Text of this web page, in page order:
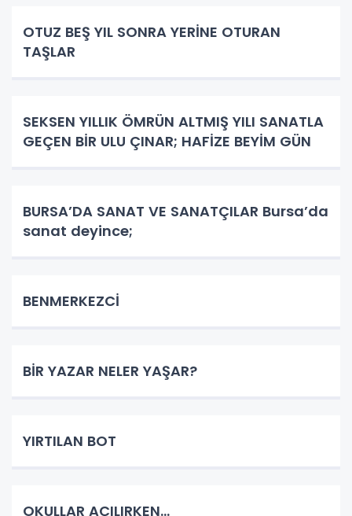
OTUZ BEŞ YIL SONRA YERİNE OTURAN
TAŞLAR
SEKSEN YILLIK ÖMRÜN ALTMIŞ YILI SANATLA
GEÇEN BİR ULU ÇINAR; HAFİZE BEYİM GÜN
BURSA’DA SANAT VE SANATÇILAR Bursa’da
sanat deyince;
BENMERKEZCİ
BİR YAZAR NELER YAŞAR?
YIRTILAN BOT
OKULLAR AÇILIRKEN…